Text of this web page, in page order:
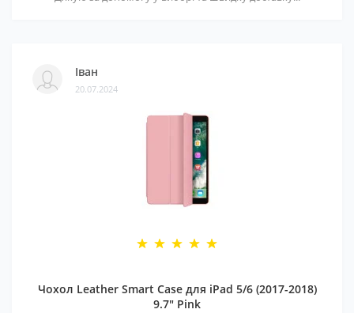
Іван
20.07.2024
Чохол Leather Smart Case для iPad 5/6 (2017-2018)
9.7" Pink